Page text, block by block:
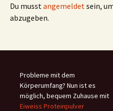
Du musst angemeldet sein,
abzugeben.
Probleme mit dem
Körperumfang? Nun ist es
möglich, bequem Zuhause mit
Eiweiss Proteinpulver